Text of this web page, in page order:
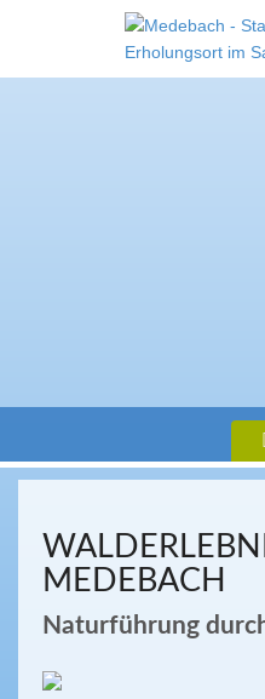
MEDEBACH
Naturführung